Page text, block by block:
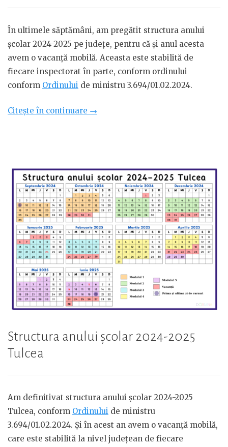
În ultimele săptămâni, am pregătit structura anului
școlar 2024-2025 pe județe, pentru că și anul acesta
avem o vacanță mobilă. Aceasta este stabilită de
fiecare inspectorat în parte, conform ordinului
conform Ordinului de ministru 3.694/01.02.2024.
Citește în continuare „Structura
pe
județe”
→
Structura anului școlar 2024-2025
Tulcea
Am definitivat structura anului școlar 2024-2025
Tulcea, conform Ordinului de ministru
3.694/01.02.2024. Și în acest an avem o vacanță mobilă,
care este stabilită la nivel județean de fiecare